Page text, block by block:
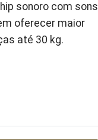
sonoro com sons
oferecer maior
até 30 kg.